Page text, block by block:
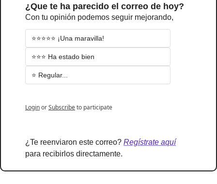
¿Que te ha parecido el correo de hoy?
Con tu opinión podemos seguir mejorando,
⭐⭐⭐⭐⭐ ¡Una maravilla!
⭐⭐⭐ Ha estado bien
⭐ Regular...
LoginorSubscribeto participate
¿Te reenviaron este correo? Regístrate aquí
para recibirlos directamente.